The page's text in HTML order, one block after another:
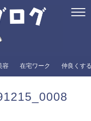
容 在宅ワーク 仲良くす